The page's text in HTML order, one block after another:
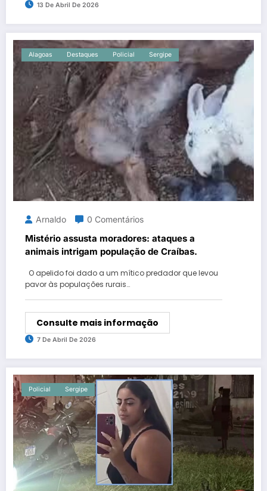
13 De Abril De 2026
Alagoas Destaques Policial Sergipe
Arnaldo 0 Comentários
Mistério assusta moradores: ataques a
animais intrigam população de Craíbas.
O apelido foi dado a um mítico predador que levou
pavor às populações rurais…
Consulte mais informação
7 De Abril De 2026
Policial Sergipe